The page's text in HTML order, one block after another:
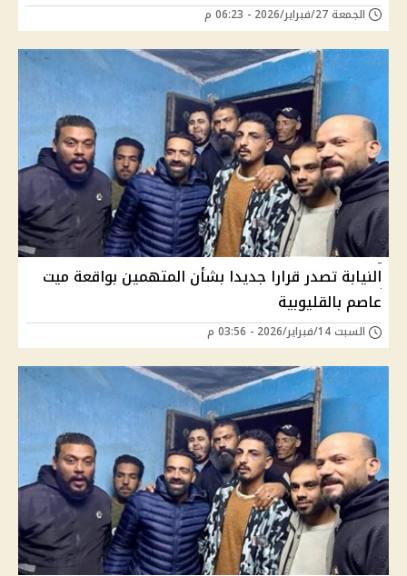
الجمعة 27/فبراير/2026 - 06:23 م
النيابة تصدر قرارا جديدا بشأن المتهمين بواقعة ميت
عاصم بالقليوبية
السبت 14/فبراير/2026 - 03:56 م